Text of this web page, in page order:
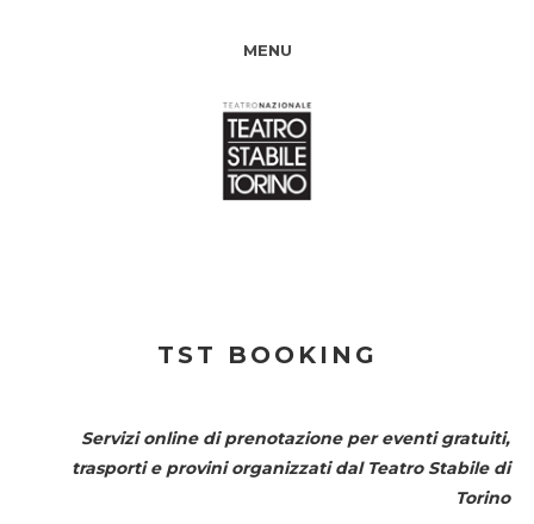
MENU
TST BOOKING
Servizi online di prenotazione per eventi gratuiti,
trasporti e provini organizzati dal Teatro Stabile di
Torino